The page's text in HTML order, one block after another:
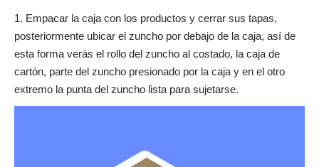
1. Empacar la caja con los productos y cerrar sus tapas,
posteriormente ubicar el zuncho por debajo de la caja, así de
esta forma verás el rollo del zuncho al costado, la caja de
cartón, parte del zuncho presionado por la caja y en el otro
extremo la punta del zuncho lista para sujetarse.